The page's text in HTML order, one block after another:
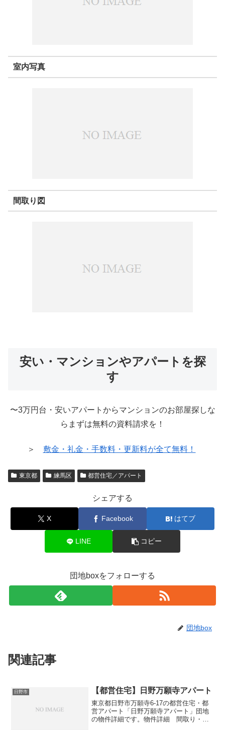
室内写真
間取り図
安い・マンションやアパートを探
す
〜3万円台・安いアパートからマンションのお部屋探しな
らまずは無料の資料請求を！
＞ 敷金・礼金・手数料・更新料が全て無料！
東京都 練馬区 都営住宅／アパート
シェアする
X Facebook はてブ
LINE コピー
団地boxをフォローする
団地box
関連記事
日野市 【都営住宅】日野万願寺アパート
東京都日野市万願寺6-17の都営住宅・都
営アパート「日野万願寺アパート」団地
の物件詳細です。物件詳細 間取り・広